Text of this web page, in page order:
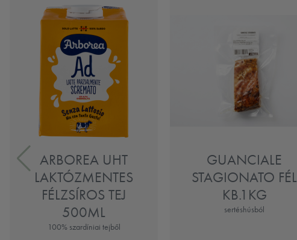
ARBOREA UHT
LAKTÓZMENTES
FÉLZSÍROS TEJ
500ML
100% szardíniai tejből
GUANCIALE
STAGIONATO FÉL
KB.1KG
sertéshúsból